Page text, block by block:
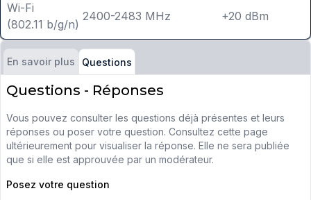
Wi-Fi
(802.11 b/g/n)
2400-2483 MHz +20 dBm
En savoir plus Questions
Questions - Réponses
Vous pouvez consulter les questions déjà présentes et leurs
réponses ou poser votre question. Consultez cette page
ultérieurement pour visualiser la réponse. Elle ne sera publiée
que si elle est approuvée par un modérateur.
Posez votre question